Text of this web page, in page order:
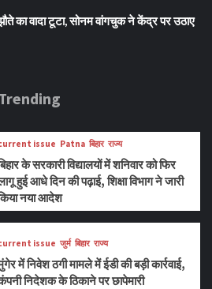
का वादा टूटा, सोनम वांगचुक ने केंद्र पर उठाए
issue Patna बिहार राज्य
के सरकारी विद्यालयों में शनिवार को फिर
हुई आधे दिन की पढ़ाई, शिक्षा विभाग ने जारी
नया आदेश
issue जुर्म बिहार राज्य
में निवेश ठगी मामले में ईडी की बड़ी कार्रवाई,
निदेशक के ठिकाने पर छापेमारी